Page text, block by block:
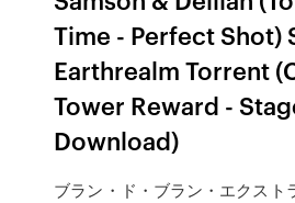
Time - Perfect Shot)
Earthrealm Torrent
Tower Reward -
Download)
ブラン・ド・ブラン・エクスト